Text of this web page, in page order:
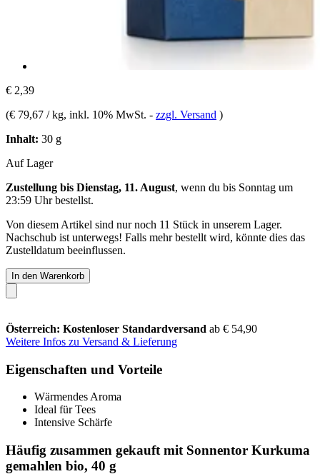
€ 2,39
(€ 79,67 / kg, inkl. 10% MwSt. - zzgl. Versand )
Inhalt: 30 g
Auf Lager
Zustellung bis Dienstag, 11. August, wenn du bis Sonntag um
23:59 Uhrbestellst.
Von diesem Artikel sind nur noch 11 Stück in unserem Lager.
Nachschub ist unterwegs! Falls mehr bestellt wird, könnte dies das
Zustelldatum beeinflussen.
In den Warenkorb
Österreich: Kostenloser Standardversand ab € 54,90
Weitere Infos zu Versand & Lieferung
Eigenschaften und Vorteile
Wärmendes Aroma
Ideal für Tees
Intensive Schärfe
Häufig zusammen gekauft mit Sonnentor Kurkuma
gemahlen bio, 40 g